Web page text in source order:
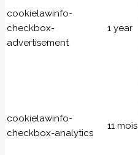
cookielawinfo-
checkbox-
advertisement
1 year
cookielawinfo-
checkbox-analytics
11 mois